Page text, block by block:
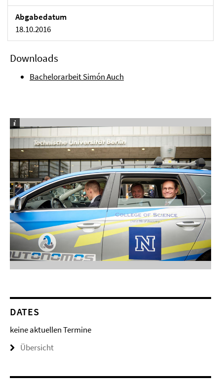
Abgabedatum
18.10.2016
Downloads
Bachelorarbeit Simón Auch
DATES
keine aktuellen Termine
Übersicht